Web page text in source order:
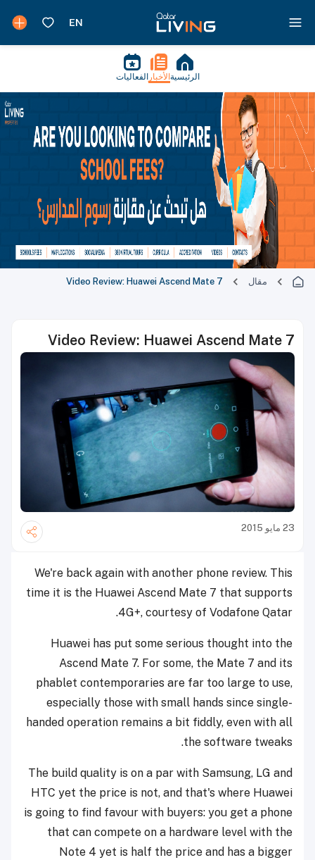
الرئيسية الأخبار الفعاليات
مقال Video Review: Huawei Ascend Mate 7
Video Review: Huawei Ascend Mate 7
23 مايو 2015
We're back again with another phone review. This
time it is the Huawei Ascend Mate 7 that supports
4G+, courtesy of Vodafone Qatar.
Huawei has put some serious thought into the
Ascend Mate 7. For some, the Mate 7 and its
phablet contemporaries are far too large to use,
especially those with small hands since single-
handed operation remains a bit fiddly, even with all
the software tweaks.
The build quality is on a par with Samsung, LG and
HTC yet the price is not, and that's where Huawei
is going to find favour with buyers: you get a phone
that can compete on a hardware level with the
Note 4 yet is half the price and has a bigger